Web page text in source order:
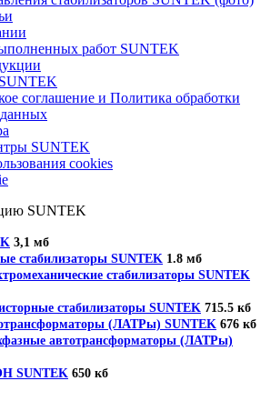
работ SUNTEK
соглашение и Политика обработки
SUNTEK
cookies
SUNTEK
3,1 мб
стабилизаторы SUNTEK 1.8 мб
стабилизаторы SUNTEK
стабилизаторы SUNTEK 715.5 кб
(ЛАТРы) SUNTEK 676 кб
автотрансформаторы (ЛАТРы)
SUNTEK 650 кб